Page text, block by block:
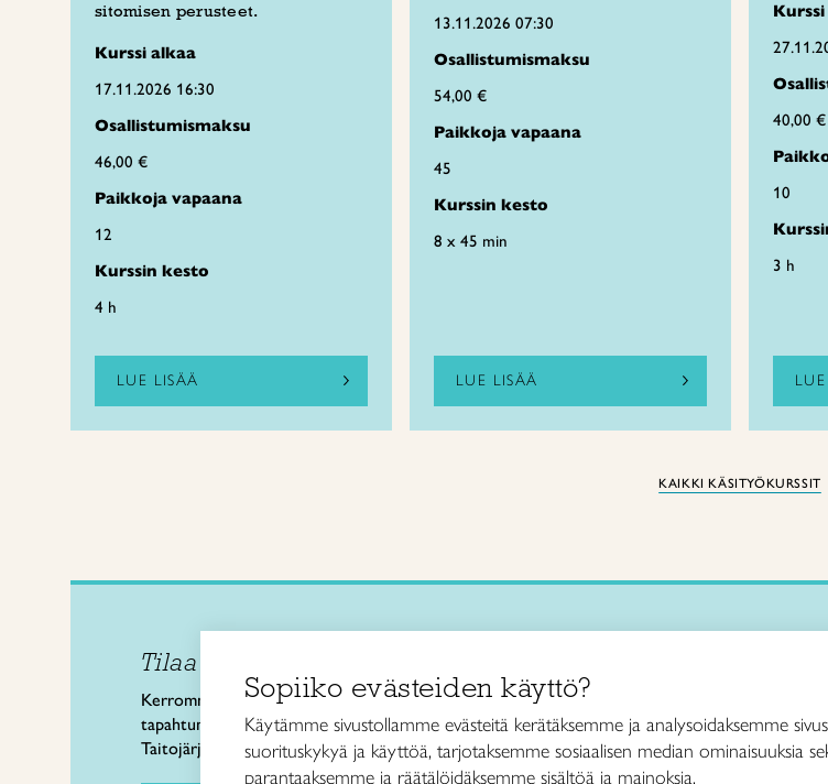
sitomisen perusteet.
Kurssi alkaa
17.11.2026 16:30
Osallistumismaksu
46,00 €
Paikkoja vapaana
12
Kurssin kesto
4 h
LUE LISÄÄ
13.11.2026 07:30
Osallistumismaksu
54,00 €
Paikkoja vapaana
45
Kurssin kesto
8 x 45 min
LUE LISÄÄ
40,00 €
10
3 h
KAIKKI KÄSITYÖKURSSIT
Tilaa uutiskirje
Kerromme käsityön valtakunnallisista
tapahtumista ja uutisista sekä
Taitojärjestön toiminnasta.
Käsi- ja taideteollisuusliitto Taito ry
Kalevankatu 61
00180 Helsinki
puh. 040 7525 160
Me
Sopiiko evästeiden käyttö?
Käytämme sivustollamme evästeitä kerätäksemme ja analysoidaksemme
suorituskykyä ja käyttöä, tarjotaksemme sosiaalisen median ominaisuuksia
parantaaksemme ja räätälöidäksemme sisältöä ja mainoksia.